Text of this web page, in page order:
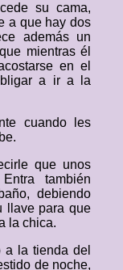
su cama,
a que hay dos
además un
mientras él
en el
a ir a la
cuando les
que unos
también
debiendo
llave para que
la chica.
a la tienda del
de noche,